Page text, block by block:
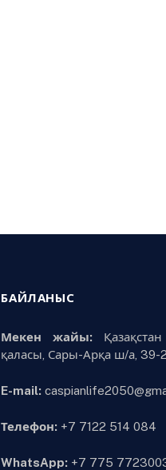
БАЙЛАНЫС
Мекен жайы:Қазақстан
қаласы, Сары-Арқа ш/а, 39-
E-mail:
Телефон: +7 7122 514 084
WhatsApp: +7 775